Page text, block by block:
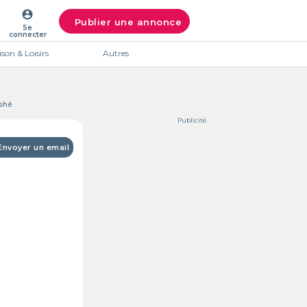
account_circle
Se
connecter
Publier une annonce
& Loisirs Autres
un email
Publicité